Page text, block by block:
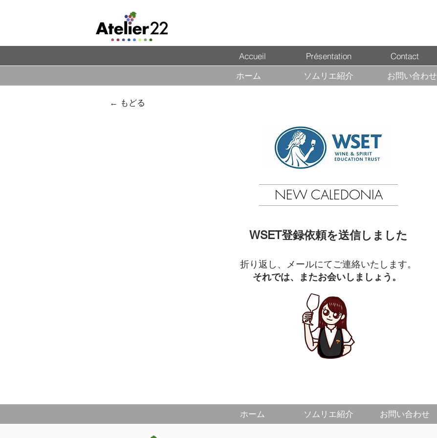
Accueil Présentation
Contact
ホーム
ソムリエ紹介 お問い合わせ
← もどる
NEW CALEDONIA
WSET登録依頼を送信しました
折り返し、メールにてご連絡いたします。
それでは、またお会いしましょう。
ホーム ソムリエ紹介 お問い合わせ